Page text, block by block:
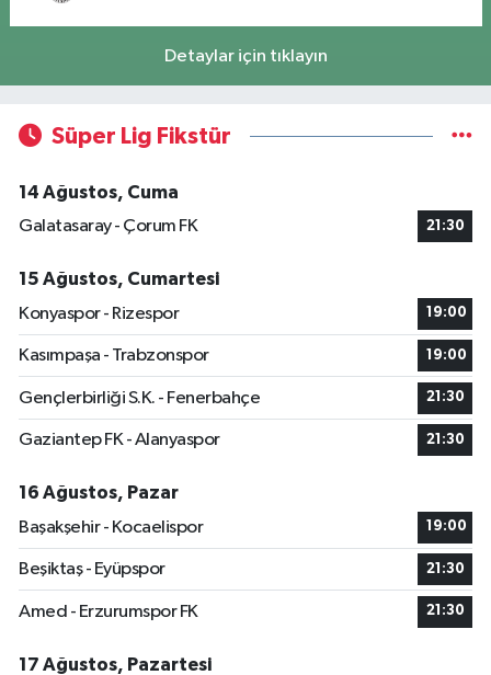
Detaylar için tıklayın
Süper Lig Fikstür
14 Ağustos, Cuma
Galatasaray - Çorum FK
21:30
15 Ağustos, Cumartesi
Konyaspor - Rizespor
19:00
Kasımpaşa - Trabzonspor 19:00
Gençlerbirliği S.K. - Fenerbahçe 21:30
Gaziantep FK - Alanyaspor 21:30
16 Ağustos, Pazar
Başakşehir - Kocaelispor
19:00
Beşiktaş - Eyüpspor 21:30
Amed - Erzurumspor FK 21:30
17 Ağustos, Pazartesi